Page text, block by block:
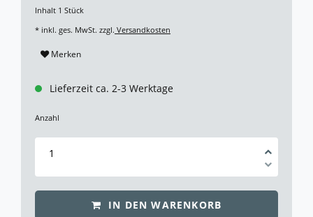
Inhalt 1 Stück
* inkl. ges. MwSt. zzgl. Versandkosten
Merken
Lieferzeit ca. 2-3 Werktage
Anzahl
IN DEN WARENKORB